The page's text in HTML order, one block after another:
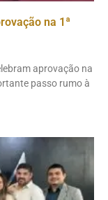
na 1ª
aprovação na
passo rumo à